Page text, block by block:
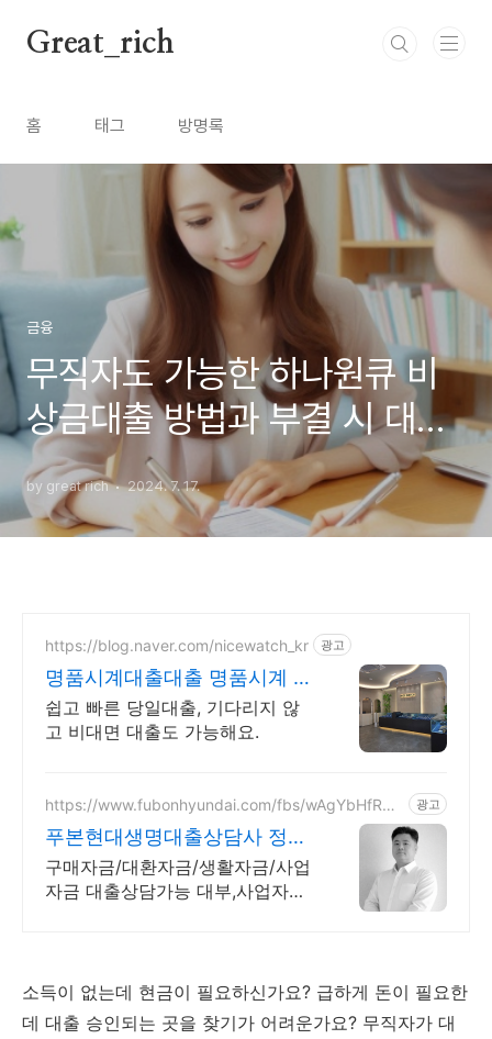
Great_rich
홈 태그 방명록
금융
무직자도 가능한 하나원큐 비
상금대출 방법과 부결 시 대안
상품 100% 정리
by great rich 2024. 7. 17.
https://blog.naver.com/nicewatch_kr 광고
명품시계대출대출 명품시계 전
문 전당포
쉽고 빠른 당일대출, 기다리지 않
고 비대면 대출도 가능해요.
https://www.fubonhyundai.com/fbs/wAgYbHfRW
광고
푸본현대생명대출상담사 정종
욱
구매자금/대환자금/생활자금/사업
자금 대출상담가능 대부,사업자대
소득이 없는데 현금이 필요하신가요? 급하게 돈이 필요한
데 대출 승인되는 곳을 찾기가 어려운가요? 무직자가 대